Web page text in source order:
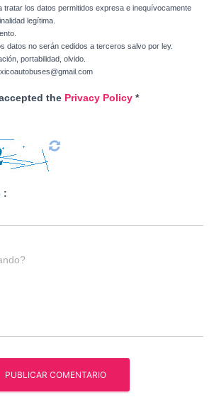
tratar los datos permitidos expresa e inequívocamente
legítima.
datos no serán cedidos a terceros salvo por ley.
portabilidad, olvido.
the Privacy Policy *
: